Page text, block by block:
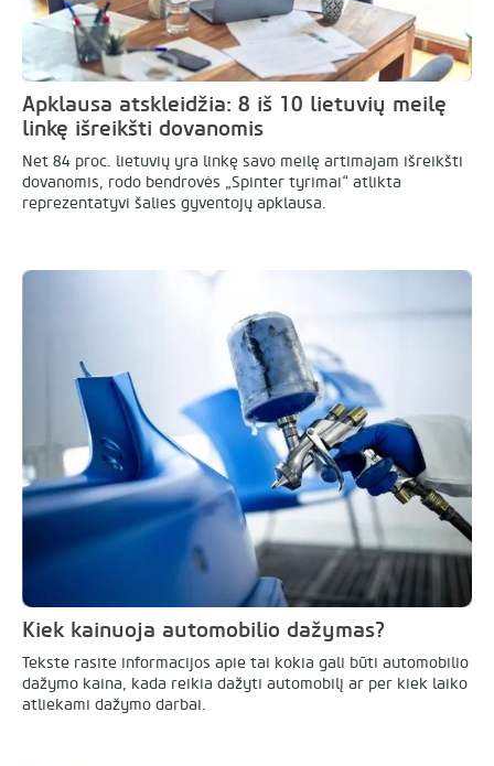
Apklausa atskleidžia: 8 iš 10 lietuvių meilę
linkę išreikšti dovanomis
Net 84 proc. lietuvių yra linkę savo meilę artimajam išreikšti
dovanomis, rodo bendrovės „Spinter tyrimai“ atlikta
reprezentatyvi šalies gyventojų apklausa.
Kiek kainuoja automobilio dažymas?
Tekste rasite informacijos apie tai kokia gali būti automobilio
dažymo kaina, kada reikia dažyti automobilį ar per kiek laiko
atliekami dažymo darbai.